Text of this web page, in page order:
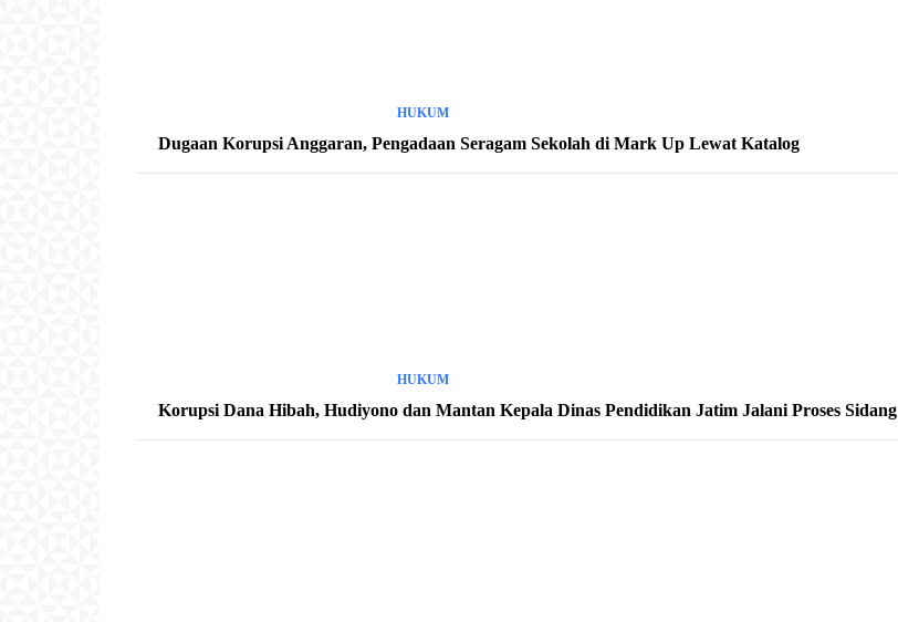
HUKUM
Dugaan Korupsi Anggaran, Pengadaan Seragam Sekolah di Mark Up Lewat Katalog
HUKUM
Korupsi Dana Hibah, Hudiyono dan Mantan Kepala Dinas Pendidikan Jatim Jalani Proses Sidang